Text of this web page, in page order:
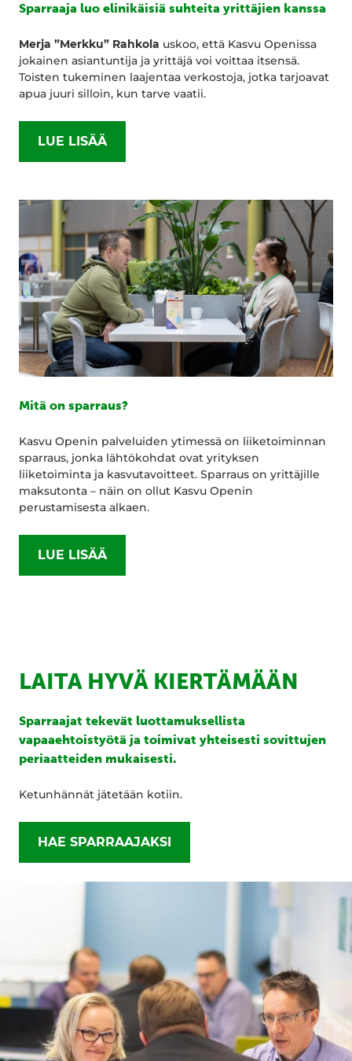
Sparraaja luo elinikäisiä suhteita yrittäjien kanssa
Merja ”Merkku” Rahkola uskoo, että Kasvu Openissa
jokainen asiantuntija ja yrittäjä voi voittaa itsensä.
Toisten tukeminen laajentaa verkostoja, jotka tarjoavat
apua juuri silloin, kun tarve vaatii.
LUE LISÄÄ
Mitä on sparraus?
Kasvu Openin palveluiden ytimessä on liiketoiminnan
sparraus, jonka lähtökohdat ovat yrityksen
liiketoiminta ja kasvutavoitteet. Sparraus on yrittäjille
maksutonta – näin on ollut Kasvu Openin
perustamisesta alkaen.
LUE LISÄÄ
LAITA HYVÄ KIERTÄMÄÄN
Sparraajat tekevät luottamuksellista
vapaaehtoistyötä ja toimivat yhteisesti sovittujen
periaatteiden mukaisesti.
Ketunhännät jätetään kotiin.
HAE SPARRAAJAKSI